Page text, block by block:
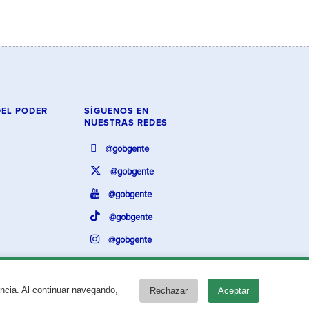
Al continuar navegando, Rechazar Aceptar
PODER
SÍGUENOS EN
NUESTRAS REDES
@gobgente
@gobgente
@gobgente
@gobgente
@gobgente
@gobgente